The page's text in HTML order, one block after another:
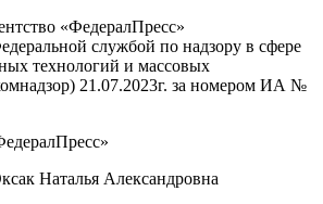
«ФедералПресс»
службой по надзору в сфере
технологий и массовых
21.07.2023г. за номером ИА №
Наталья Александровна